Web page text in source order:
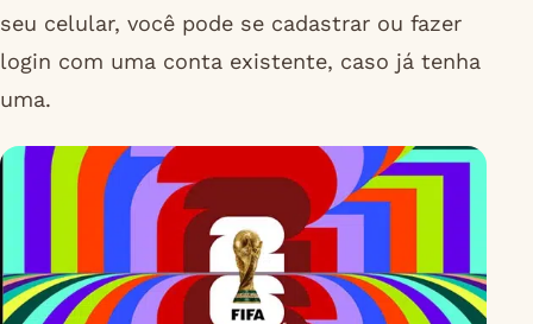
seu celular, você pode se cadastrar ou fazer
login com uma conta existente, caso já tenha
uma.